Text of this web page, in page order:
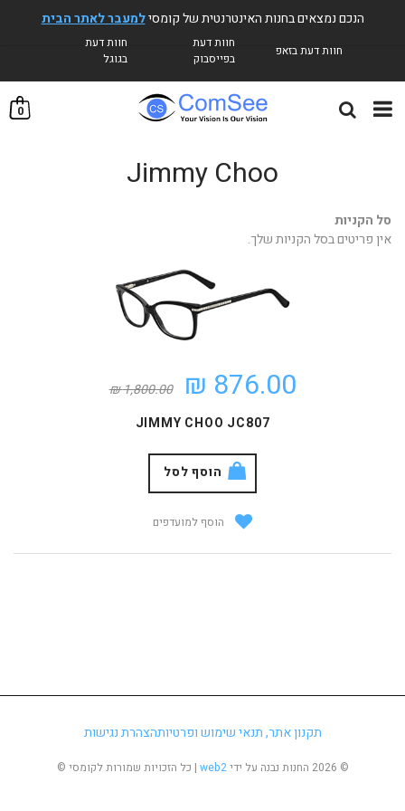
0
Jimmy Choo
סל הקניות
אין פריטים בסל הקניות שלך.
876.00 ₪
1,800.00 ₪
JIMMY CHOO JC807
הוסף לסל
הוסף למועדפים
תקנון אתר, תנאי שימוש ופרטיותהצהרת נגישות
© 2026 החנות נבנה על ידי web2 | כל הזכויות שמורות לקומסי ©
הנכם נמצאים בחנות האינטרנטית של קומסילמעבר לאתר הבית
חוות דעת בזאפ
חוות דעת
בפייסבוק
חוות דעת
בגוגל